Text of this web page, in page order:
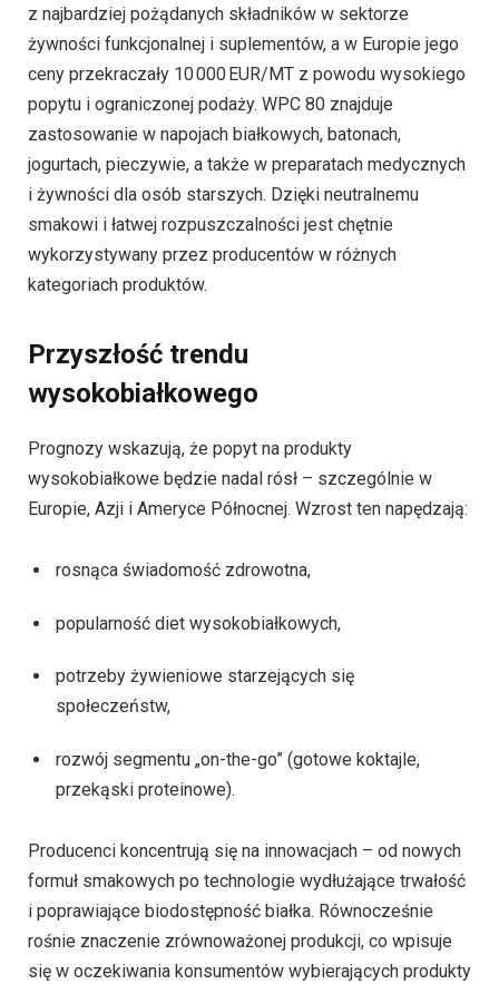
z najbardziej pożądanych składników w sektorze
żywności funkcjonalnej i suplementów, a w Europie jego
ceny przekraczały 10 000 EUR/MT z powodu wysokiego
popytu i ograniczonej podaży. WPC 80 znajduje
zastosowanie w napojach białkowych, batonach,
jogurtach, pieczywie, a także w preparatach medycznych
i żywności dla osób starszych. Dzięki neutralnemu
smakowi i łatwej rozpuszczalności jest chętnie
wykorzystywany przez producentów w różnych
kategoriach produktów.
Przyszłość trendu
wysokobiałkowego
Prognozy wskazują, że popyt na produkty
wysokobiałkowe będzie nadal rósł – szczególnie w
Europie, Azji i Ameryce Północnej. Wzrost ten napędzają:
rosnąca świadomość zdrowotna,
popularność diet wysokobiałkowych,
potrzeby żywieniowe starzejących się
społeczeństw,
rozwój segmentu „on-the-go” (gotowe koktajle,
przekąski proteinowe).
Producenci koncentrują się na innowacjach – od nowych
formuł smakowych po technologie wydłużające trwałość
i poprawiające biodostępność białka. Równocześnie
rośnie znaczenie zrównoważonej produkcji, co wpisuje
się w oczekiwania konsumentów wybierających produkty